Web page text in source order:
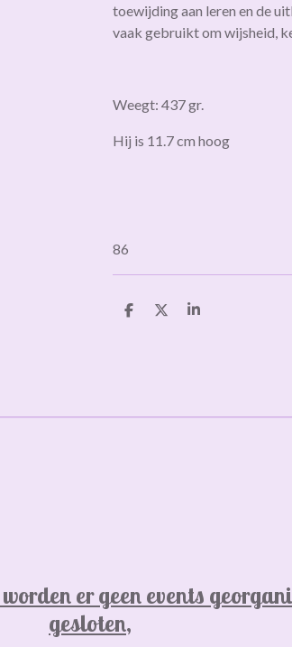
toewijding aan leren en de
vaak gebruikt om wijsheid,
Weegt: 437 gr.
Hij is 11.7 cm hoog
86
D
D
S
er geen events
gesloten,